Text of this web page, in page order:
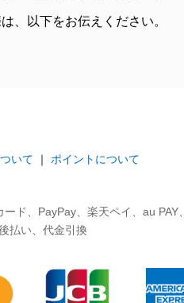
、以下をお伝えください。
いて ｜ ポイントについて
ド、PayPay、楽天ペイ、au PAY、
払い、代金引換